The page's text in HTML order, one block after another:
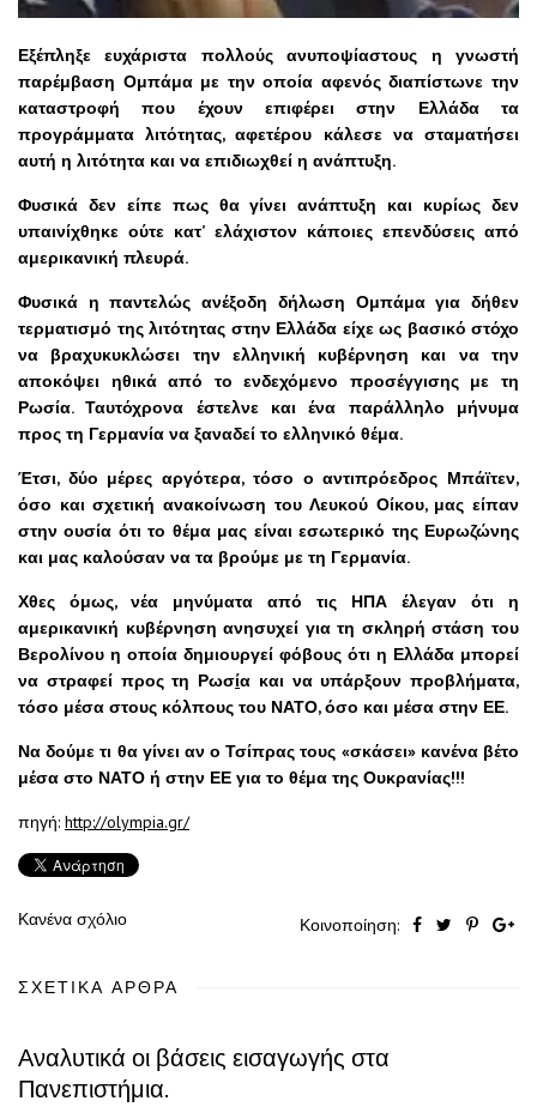
Εξέπληξε ευχάριστα πολλούς ανυποψίαστους η γνωστή
παρέμβαση Ομπάμα με την οποία αφενός διαπίστωνε την
καταστροφή που έχουν επιφέρει στην Ελλάδα τα
προγράμματα λιτότητας, αφετέρου κάλεσε να σταματήσει
αυτή η λιτότητα και να επιδιωχθεί η ανάπτυξη.
Φυσικά δεν είπε πως θα γίνει ανάπτυξη και κυρίως δεν
υπαινίχθηκε ούτε κατ’ ελάχιστον κάποιες επενδύσεις από
αμερικανική πλευρά.
Φυσικά η παντελώς ανέξοδη δήλωση Ομπάμα για δήθεν
τερματισμό της λιτότητας στην Ελλάδα είχε ως βασικό στόχο
να βραχυκυκλώσει την ελληνική κυβέρνηση και να την
αποκόψει ηθικά από το ενδεχόμενο προσέγγισης με τη
Ρωσία. Ταυτόχρονα έστελνε και ένα παράλληλο μήνυμα
προς τη Γερμανία να ξαναδεί το ελληνικό θέμα.
Έτσι, δύο μέρες αργότερα, τόσο ο αντιπρόεδρος Μπάϊτεν,
όσο και σχετική ανακοίνωση του Λευκού Οίκου, μας είπαν
στην ουσία ότι το θέμα μας είναι εσωτερικό της Ευρωζώνης
και μας καλούσαν να τα βρούμε με τη Γερμανία.
Χθες όμως, νέα μηνύματα από τις ΗΠΑ έλεγαν ότι η
αμερικανική κυβέρνηση ανησυχεί για τη σκληρή στάση του
Βερολίνου η οποία δημιουργεί φόβους ότι η Ελλάδα μπορεί
να στραφεί προς τη Ρωσία και να υπάρξουν προβλήματα,
τόσο μέσα στους κόλπους του ΝΑΤΟ, όσο και μέσα στην ΕΕ.
Να δούμε τι θα γίνει αν ο Τσίπρας τους «σκάσει» κανένα βέτο
μέσα στο ΝΑΤΟ ή στην ΕΕ για το θέμα της Ουκρανίας!!!
πηγή: http://olympia.gr/
Κανένα σχόλιο Κοινοποίηση:
ΣΧΕΤΙΚΆ ΆΡΘΡΑ
Αναλυτικά οι βάσεις εισαγωγής στα
Πανεπιστήμια.